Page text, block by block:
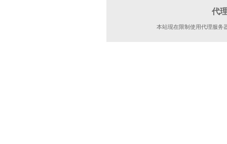
代
本站现在限制使用代理服务